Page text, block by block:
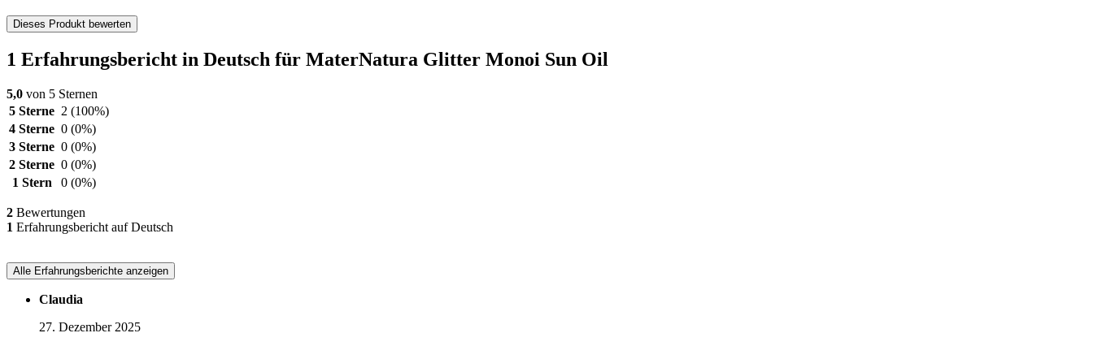
Dieses Produkt bewerten
1 Erfahrungsbericht in Deutsch für MaterNatura Glitter Monoi Sun Oil
5,0 von 5 Sternen
5 Sterne 2 (100%)
4 Sterne 0 (0%)
3 Sterne 0 (0%)
2 Sterne 0 (0%)
1 Stern
0 (0%)
2 Bewertungen
1 Erfahrungsbericht auf Deutsch
Alle Erfahrungsberichte anzeigen
Claudia
27. Dezember 2025